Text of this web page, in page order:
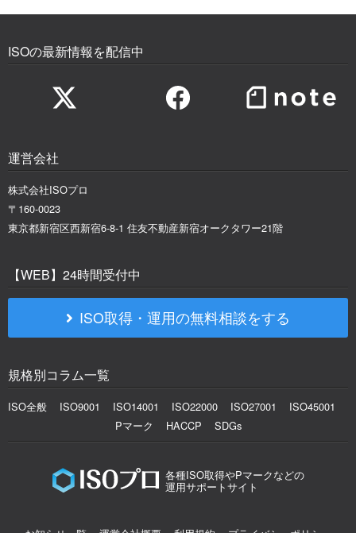
ISOの最新情報を配信中
運営会社
株式会社ISOプロ
〒160-0023
東京都新宿区西新宿6-8-1 住友不動産新宿オークタワー21階
【WEB】24時間受付中
ISO取得・運用の無料相談をする
規格別コラム一覧
ISO全般 ISO9001 ISO14001 ISO22000 ISO27001
ISO45001
Pマーク
HACCP SDGs
各種ISO取得やPマークなどの
運用サポートサイト